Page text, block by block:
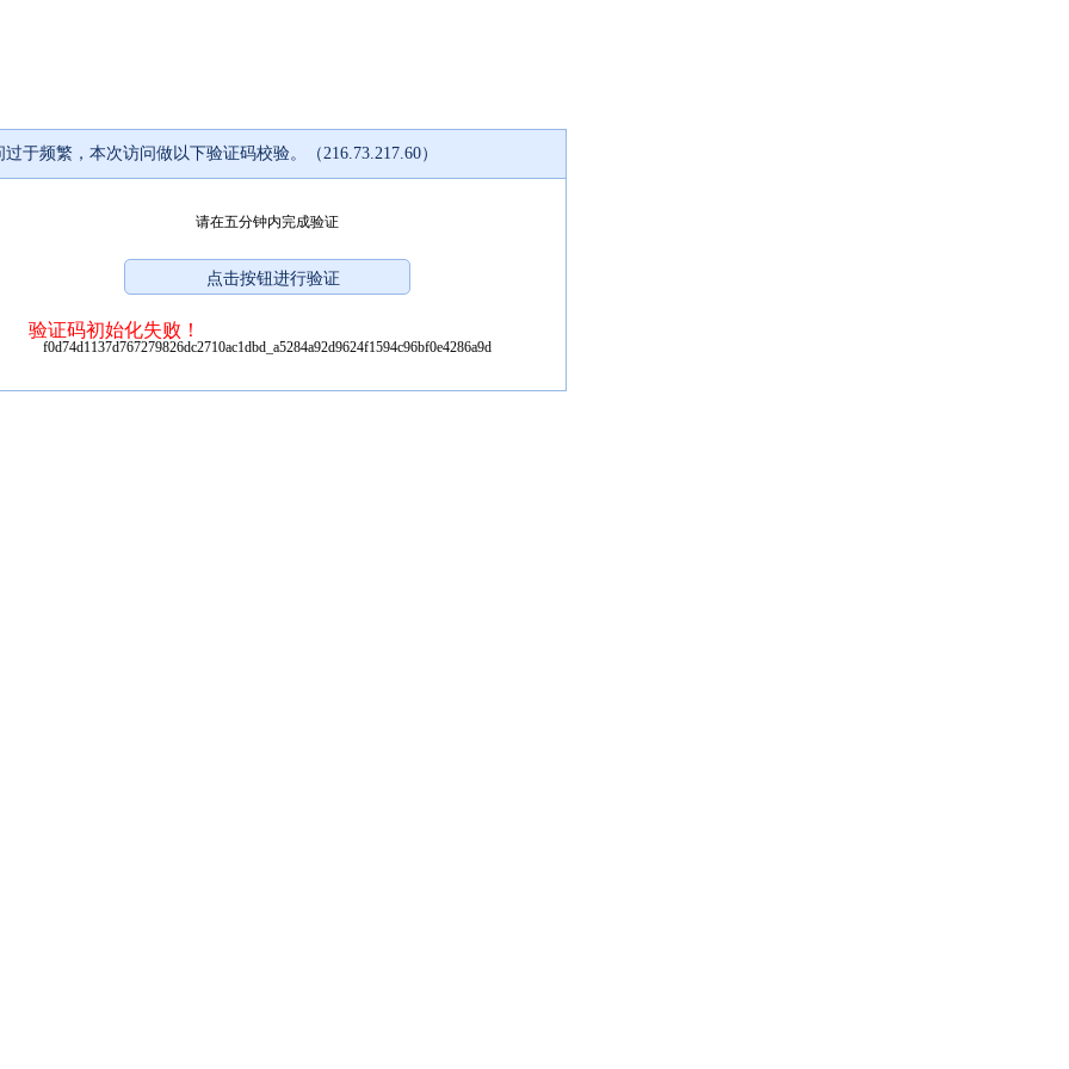
过于频繁，本次访问做以下验证码校验。（216.73.217.60）
请在五分钟内完成验证
验证码初始化失败！
f0d74d1137d767279826dc2710ac1dbd_a5284a92d9624f1594c96bf0e4286a9d